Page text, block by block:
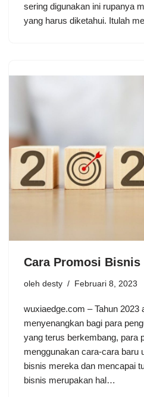
sering digunakan ini rupanya
yang harus diketahui. Itulah
Cara Promosi Bisnis
oleh desty Februari 8, 2023
wuxiaedge.com – Tahun 2023
menyenangkan bagi para
yang terus berkembang, para
menggunakan cara-cara baru
bisnis mereka dan mencapai
bisnis merupakan hal…